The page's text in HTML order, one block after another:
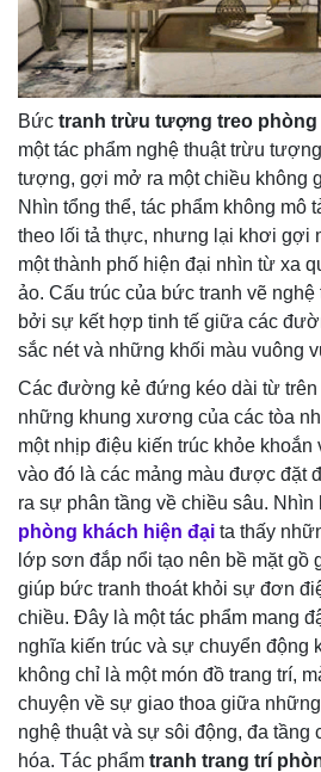
Bức tranh trừu tượng treo phòng
một tác phẩm nghệ thuật trừu
tượng, gợi mở ra một chiều không
Nhìn tổng thể, tác phẩm không mô
theo lối tả thực, nhưng lại khơi gợi
một thành phố hiện đại nhìn từ xa
ảo. Cấu trúc của bức tranh vẽ
bởi sự kết hợp tinh tế giữa các
sắc nét và những khối màu vuông
Các đường kẻ đứng kéo dài từ
những khung xương của các tòa
một nhịp điệu kiến trúc khỏe
vào đó là các mảng màu được đặt
ra sự phân tầng về chiều sâu. Nhìn
phòng khách hiện đại ta thấy
lớp sơn đắp nổi tạo nên bề mặt gồ
giúp bức tranh thoát khỏi sự đơn
chiều. Đây là một tác phẩm mang
nghĩa kiến trúc và sự chuyển động
không chỉ là một món đồ trang trí,
chuyện về sự giao thoa giữa
nghệ thuật và sự sôi động, đa tầng
hóa. Tác phẩm tranh trang trí